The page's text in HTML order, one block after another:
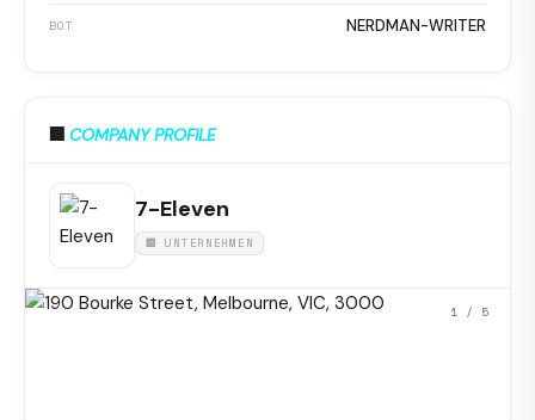
BOT NERDMAN-WRITER
🏢 COMPANY PROFILE
7-Eleven
🏢 UNTERNEHMEN
1 / 5